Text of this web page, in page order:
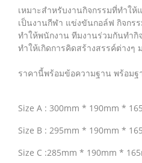
เหมาะสำหรับงานกิจกรรมที่ทำให้
เป็นงานกีฬา แข่งขันกอล์ฟ กิจกร
ทำให้พนักงาน ทีมงานร่วมกันทำ
ทำให้เกิดการคิดสร้างสรรค์ต่างๆ
ราคานี้พร้อมข้อความฐาน พร้อมฐ
Size A : 300mm * 190mm *
Size B : 295mm * 190mm *
Size C :285mm * 190mm *